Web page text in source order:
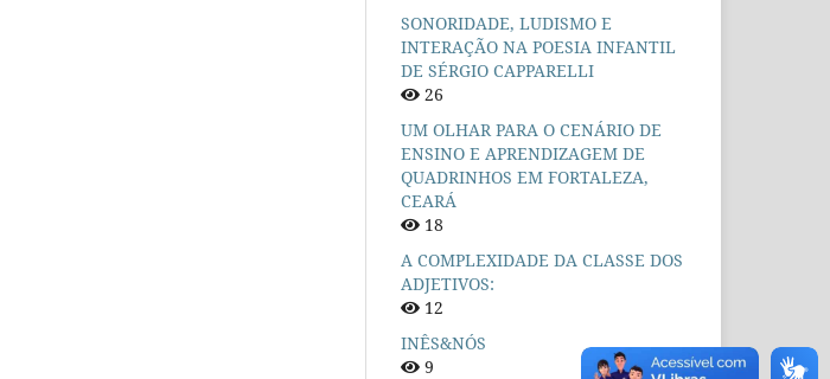
SONORIDADE, LUDISMO E
INTERAÇÃO NA POESIA INFANTIL
DE SÉRGIO CAPPARELLI
26
UM OLHAR PARA O CENÁRIO DE
ENSINO E APRENDIZAGEM DE
QUADRINHOS EM FORTALEZA,
CEARÁ
18
A COMPLEXIDADE DA CLASSE DOS
ADJETIVOS:
12
INÊS&NÓS
9